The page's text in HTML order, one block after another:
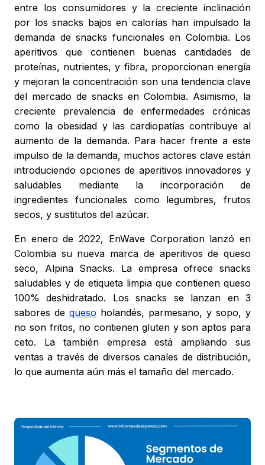
entre los consumidores y la creciente inclinación
por los snacks bajos en calorías han impulsado la
demanda de snacks funcionales en Colombia. Los
aperitivos que contienen buenas cantidades de
proteínas, nutrientes, y fibra, proporcionan energía
y mejoran la concentración son una tendencia clave
del mercado de snacks en Colombia. Asimismo, la
creciente prevalencia de enfermedades crónicas
como la obesidad y las cardiopatías contribuye al
aumento de la demanda. Para hacer frente a este
impulso de la demanda, muchos actores clave están
introduciendo opciones de aperitivos innovadores y
saludables mediante la incorporación de
ingredientes funcionales como legumbres, frutos
secos, y sustitutos del azúcar.
En enero de 2022, EnWave Corporation lanzó en
Colombia su nueva marca de aperitivos de queso
seco, Alpina Snacks. La empresa ofrece snacks
saludables y de etiqueta limpia que contienen queso
100% deshidratado. Los snacks se lanzan en 3
sabores de queso holandés, parmesano, y sopo, y
no son fritos, no contienen gluten y son aptos para
ceto. La también empresa está ampliando sus
ventas a través de diversos canales de distribución,
lo que aumenta aún más el tamaño del mercado.